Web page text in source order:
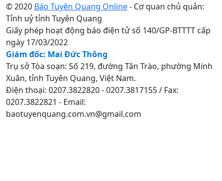
© 2020 Báo Tuyên Quang Online- Cơ quan chủ quản:
Tỉnh uỷ tỉnh Tuyên Quang
Giấy phép hoạt động báo điện tử số 140/GP-BTTTT cấp
ngày 17/03/2022
Giám đốc: Mai Đức Thông
Trụ sở Tòa soạn: Số 219, đường Tân Trào, phường Minh
Xuân, tỉnh Tuyên Quang, Việt Nam.
Điện thoại: 0207.3822820 - 0207.3817155 / Fax:
0207.3822821 - Email:
baotuyenquang.com.vn@gmail.com